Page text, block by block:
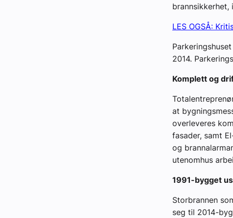
brannsikkerhet,
LES OGSÅ:
2014.
Komplett og
at
overleveres
fasader, samt
og
utenomhus
1991-bygget
Storbrannen
seg til 2014-